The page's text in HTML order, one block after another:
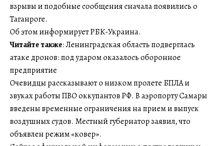
взрывы и подобные сообщения сначала появились о
Таганроге.
Об этом информирует РБК-Украина.
Читайте также: Ленинградская область подверглась
атаке дронов: под ударом оказалось оборонное
предприятие
Очевидцы рассказывают о низком пролете БПЛА и
звуках работы ПВО оккупантов РФ. В аэропорту Самары
введены временные ограничения на прием и выпуск
воздушных судов. Местный губернатор заявил, что
объявлен режим «ковер».